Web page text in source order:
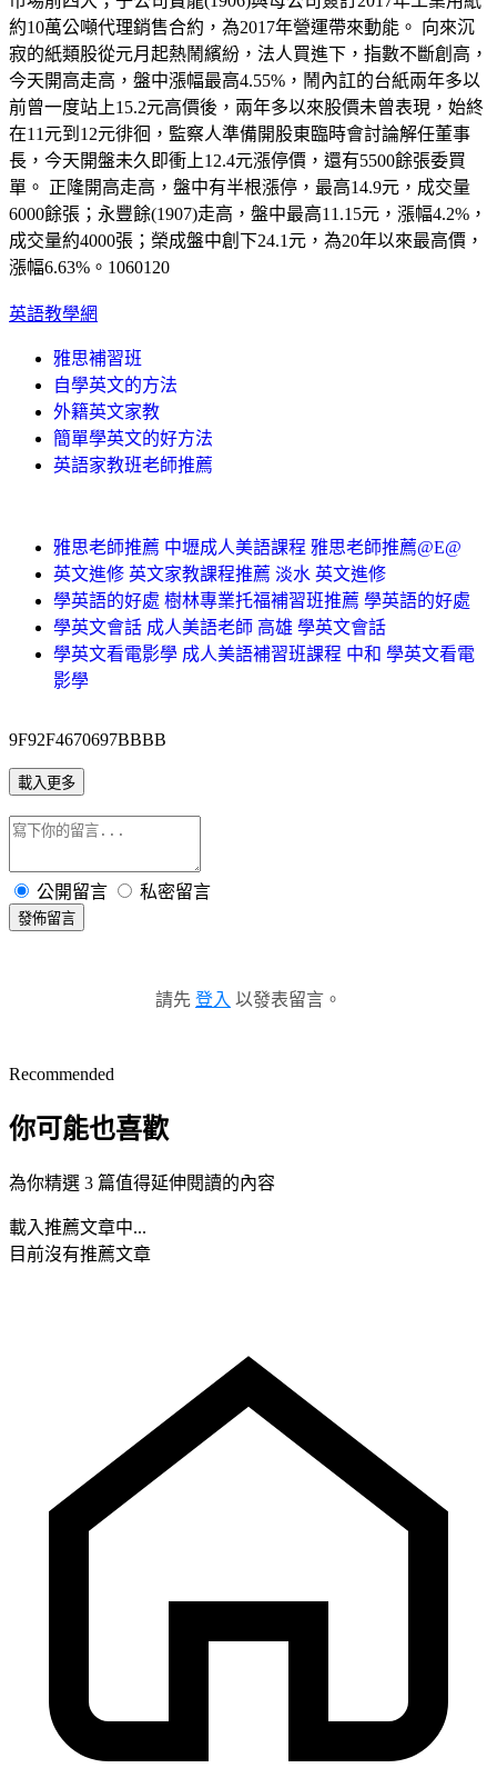
約10萬公噸代理銷售合約，為2017年營運帶來動能。 向來沉
寂的紙類股從元月起熱鬧繽紛，法人買進下，指數不斷創高，
今天開高走高，盤中漲幅最高4.55%，鬧內訌的台紙兩年多以
前曾一度站上15.2元高價後，兩年多以來股價未曾表現，始終
在11元到12元徘徊，監察人準備開股東臨時會討論解任董事
長，今天開盤未久即衝上12.4元漲停價，還有5500餘張委買
單。 正隆開高走高，盤中有半根漲停，最高14.9元，成交量
6000餘張；永豐餘(1907)走高，盤中最高11.15元，漲幅4.2%，
成交量約4000張；榮成盤中創下24.1元，為20年以來最高價，
漲幅6.63%。1060120
英語教學網
雅思補習班
自學英文的方法
外籍英文家教
簡單學英文的好方法
英語家教班老師推薦
雅思老師推薦 中壢成人美語課程 雅思老師推薦@E@
英文進修 英文家教課程推薦 淡水 英文進修
學英語的好處 樹林專業托福補習班推薦 學英語的好處
學英文會話 成人美語老師 高雄 學英文會話
學英文看電影學 成人美語補習班課程 中和 學英文看電
影學
9F92F4670697BBBB
載入更多
公開留言 私密留言
發佈留言
請先 登入 以發表留言。
Recommended
你可能也喜歡
為你精選 3 篇值得延伸閱讀的內容
載入推薦文章中...
目前沒有推薦文章